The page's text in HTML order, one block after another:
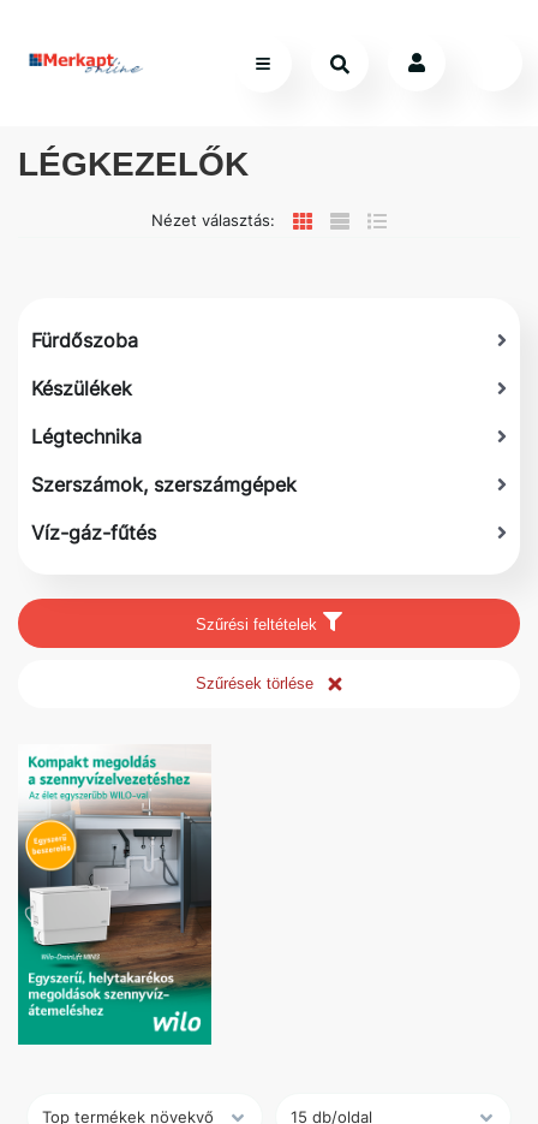
LÉGKEZELŐK
Nézet választás:
Fürdőszoba
Készülékek
Légtechnika
Szerszámok, szerszámgépek
Víz-gáz-fűtés
Szűrési feltételek
Szűrések törlése